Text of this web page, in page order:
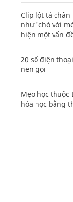
Clip lột tả chân
như 'chó với
hiện một vấn
20 số điện
nên gọi
Mẹo học thuộc
hóa học bằng